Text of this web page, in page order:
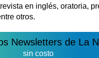
en inglés, oratoria,
otros.
Newsletters de La
sin costo